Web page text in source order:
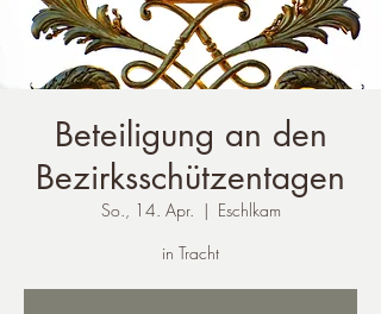
Beteiligung an den
Bezirksschützentagen
So., 14. Apr.
  |
Eschlkam
in Tracht